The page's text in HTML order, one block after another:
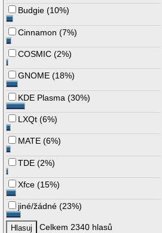
Budgie (10%)
Cinnamon (7%)
COSMIC (2%)
GNOME (18%)
KDE Plasma (30%)
LXQt (6%)
MATE (6%)
TDE (2%)
Xfce (15%)
jiné/žádné (23%)
Celkem 2340 hlasů